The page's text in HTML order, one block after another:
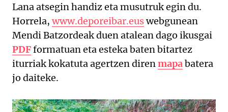
Lana atsegin handiz eta musutruk egin du.
Horrela, www.deporeibar.euswebgunean
Mendi Batzordeak duen atalean dago ikusgai
PDFformatuan eta esteka baten bitartez
iturriak kokatuta agertzen direnmapabatera
jo daiteke.